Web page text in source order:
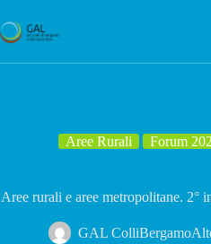
al
contenuto
Aree Rurali Forum
Aree rurali e aree metropolitane. 2°
GAL